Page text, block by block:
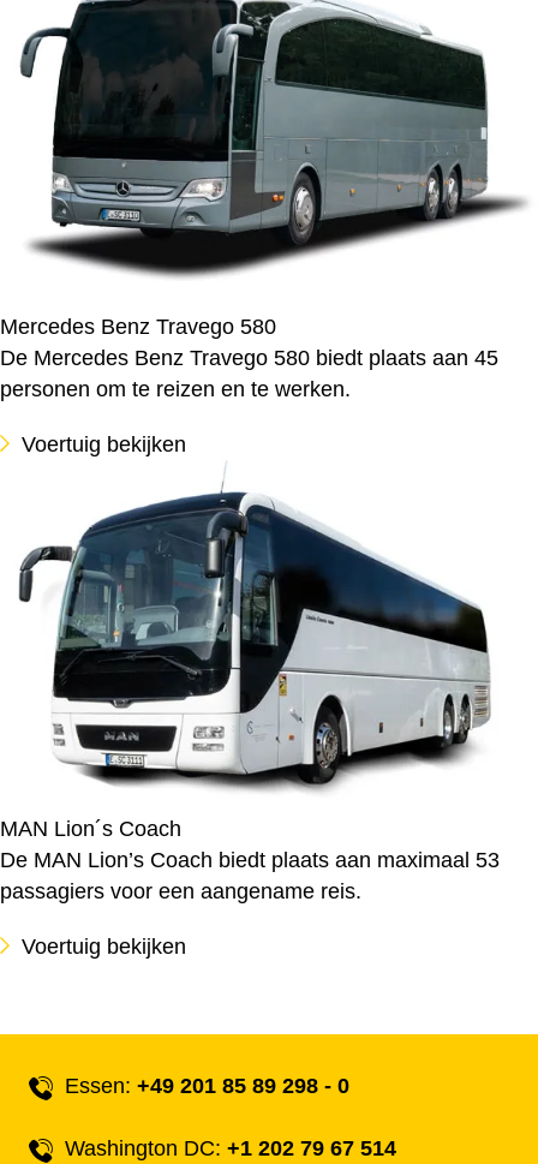
Mercedes Benz Travego 580
De Mercedes Benz Travego 580 biedt plaats aan 45
personen om te reizen en te werken.
Voertuig bekijken
MAN Lion´s Coach
De MAN Lion’s Coach biedt plaats aan maximaal 53
passagiers voor een aangename reis.
Voertuig bekijken
Essen:+49 201 85 89 298 - 0
Washington DC:+1 202 79 67 514